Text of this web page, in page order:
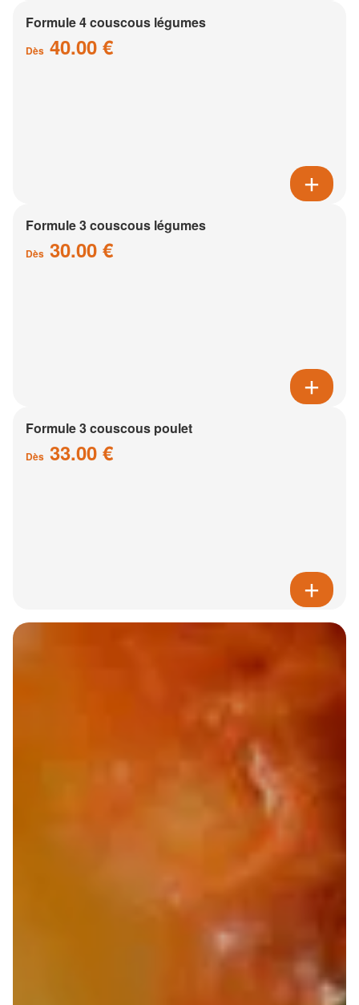
Formule 4 couscous légumes
Dès 40.00 €
Formule 3 couscous légumes
Dès 30.00 €
Formule 3 couscous poulet
Dès 33.00 €